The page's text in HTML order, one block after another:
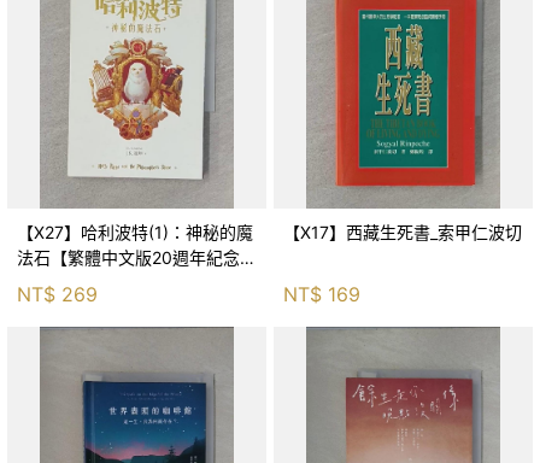
【X27】哈利波特(1)：神秘的魔
法石【繁體中文版20週年紀念】
NT$ 269
【X17】西藏生死書_索甲仁波切
NT$ 169